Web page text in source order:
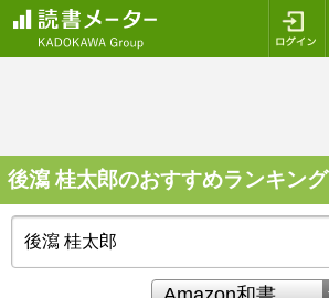
後瀉 桂太郎のおすすめランキング